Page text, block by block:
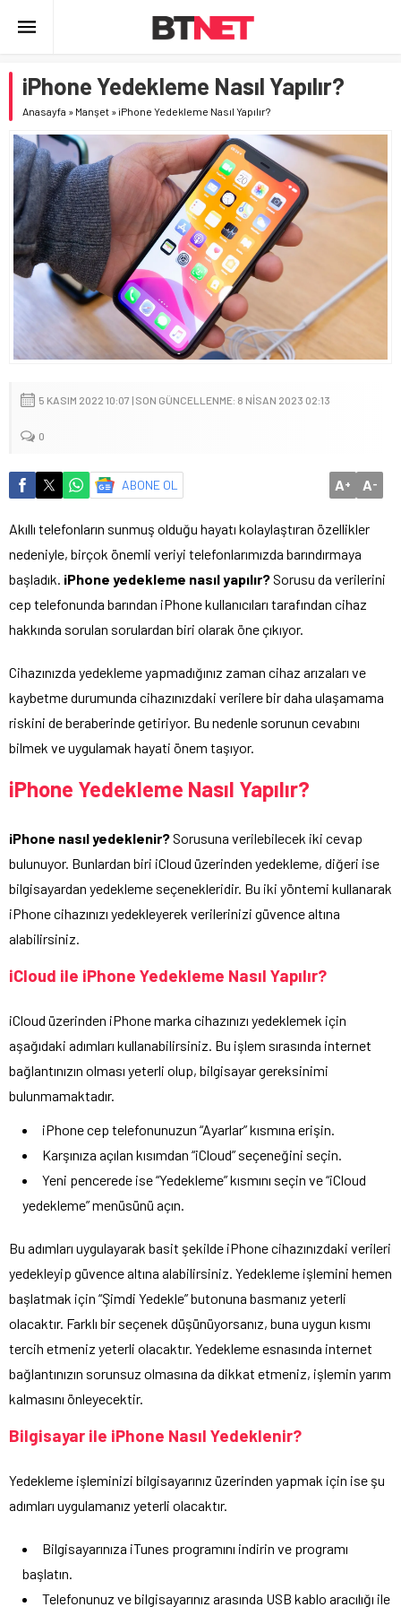
iPhone Yedekleme Nasıl Yapılır?
Anasayfa » Manşet »iPhone Yedekleme Nasıl Yapılır?
5 KASIM 2022 10:07 | SON GÜNCELLENME: 8 NISAN 2023 02:13
0
ABONE OL A+ A-
Akıllı telefonların sunmuş olduğu hayatı kolaylaştıran özellikler
nedeniyle, birçok önemli veriyi telefonlarımızda barındırmaya
başladık. iPhone yedekleme nasıl yapılır?Sorusu da verilerini
cep telefonunda barından iPhone kullanıcıları tarafından cihaz
hakkında sorulan sorulardan biri olarak öne çıkıyor.
Cihazınızda yedekleme yapmadığınız zaman cihaz arızaları ve
kaybetme durumunda cihazınızdaki verilere bir daha ulaşamama
riskini de beraberinde getiriyor. Bu nedenle sorunun cevabını
bilmek ve uygulamak hayati önem taşıyor.
iPhone Yedekleme Nasıl Yapılır?
iPhone nasıl yedeklenir?Sorusuna verilebilecek iki cevap
bulunuyor. Bunlardan biri iCloud üzerinden yedekleme, diğeri ise
bilgisayardan yedekleme seçenekleridir. Bu iki yöntemi kullanarak
iPhone cihazınızı yedekleyerek verilerinizi güvence altına
alabilirsiniz.
iCloud ile iPhone Yedekleme Nasıl Yapılır?
iCloud üzerinden iPhone marka cihazınızı yedeklemek için
aşağıdaki adımları kullanabilirsiniz. Bu işlem sırasında internet
bağlantınızın olması yeterli olup, bilgisayar gereksinimi
bulunmamaktadır.
iPhone cep telefonunuzun “Ayarlar” kısmına erişin.
Karşınıza açılan kısımdan “iCloud” seçeneğini seçin.
Yeni pencerede ise “Yedekleme” kısmını seçin ve “iCloud
yedekleme” menüsünü açın.
Bu adımları uygulayarak basit şekilde iPhone cihazınızdaki verileri
yedekleyip güvence altına alabilirsiniz. Yedekleme işlemini hemen
başlatmak için “Şimdi Yedekle” butonuna basmanız yeterli
olacaktır. Farklı bir seçenek düşünüyorsanız, buna uygun kısmı
tercih etmeniz yeterli olacaktır. Yedekleme esnasında internet
bağlantınızın sorunsuz olmasına da dikkat etmeniz, işlemin yarım
kalmasını önleyecektir.
Bilgisayar ile iPhone Nasıl Yedeklenir?
Yedekleme işleminizi bilgisayarınız üzerinden yapmak için ise şu
adımları uygulamanız yeterli olacaktır.
Bilgisayarınıza iTunes programını indirin ve programı
başlatın.
Telefonunuz ve bilgisayarınız arasında USB kablo aracılığı ile